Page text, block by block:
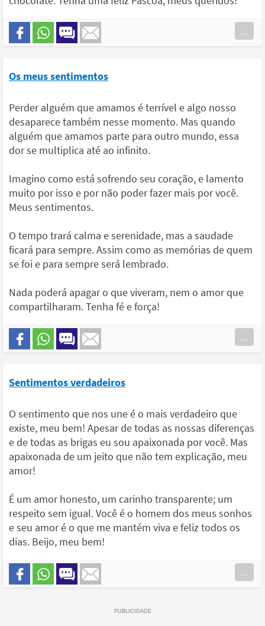
...
Os meus sentimentos
Perder alguém que amamos é terrível e algo nosso
desaparece também nesse momento. Mas quando
alguém que amamos parte para outro mundo, essa
dor se multiplica até ao infinito.
Imagino como está sofrendo seu coração, e lamento
muito por isso e por não poder fazer mais por você.
Meus sentimentos.
O tempo trará calma e serenidade, mas a saudade
ficará para sempre. Assim como as memórias de quem
se foi e para sempre será lembrado.
Nada poderá apagar o que viveram, nem o amor que
compartilharam. Tenha fé e força!
...
Sentimentos verdadeiros
O sentimento que nos une é o mais verdadeiro que
existe, meu bem! Apesar de todas as nossas diferenças
e de todas as brigas eu sou apaixonada por você. Mas
apaixonada de um jeito que não tem explicação, meu
amor!
É um amor honesto, um carinho transparente; um
respeito sem igual. Você é o homem dos meus sonhos
e seu amor é o que me mantém viva e feliz todos os
dias. Beijo, meu bem!
...